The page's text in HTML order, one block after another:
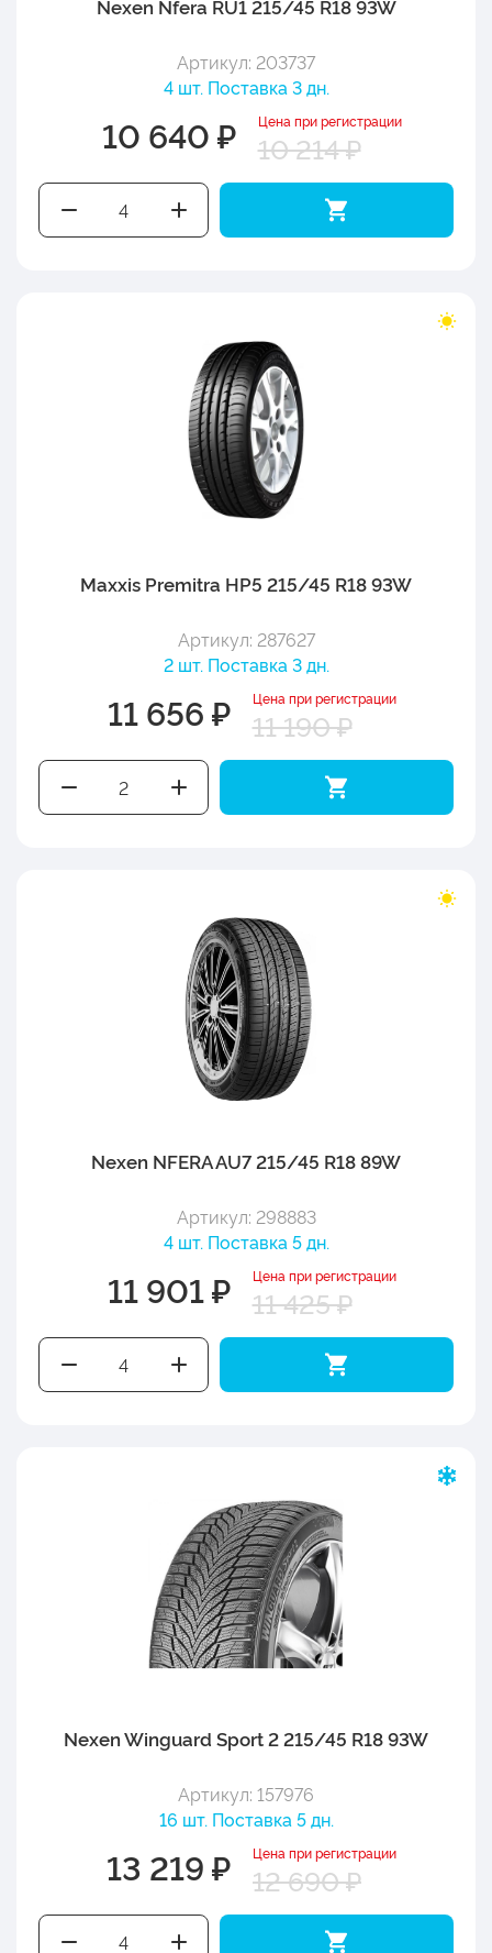
Nexen Nfera RU1 215/45 R18 93W
Артикул: 203737
4 шт. Поставка 3 дн.
10 640 ₽ Цена при регистрации
10 214 ₽
Maxxis Premitra HP5 215/45 R18 93W
Артикул: 287627
2 шт. Поставка 3 дн.
11 656 ₽ Цена при регистрации
11 190 ₽
Nexen NFERA AU7 215/45 R18 89W
Артикул: 298883
4 шт. Поставка 5 дн.
11 901 ₽ Цена при регистрации
11 425 ₽
Nexen Winguard Sport 2 215/45 R18 93W
Артикул: 157976
16 шт. Поставка 5 дн.
13 219 ₽ Цена при регистрации
12 690 ₽